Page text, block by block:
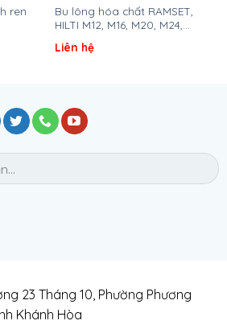
ren
Bu lông hóa chất RAMSET,
HILTI M12, M16, M20, M24,…
Liên hệ
23 Tháng 10, Phường Phương
Khánh Hòa